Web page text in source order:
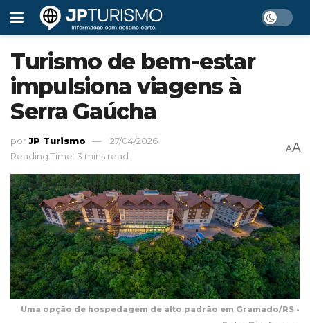
Turismo de bem-estar
impulsiona viagens à
Serra Gaúcha
porJP Turismo
27/04/2026
Reading Time: 3 mins read
AA
Uma opção de hospedagem de alto padrão em Gramado/RS -